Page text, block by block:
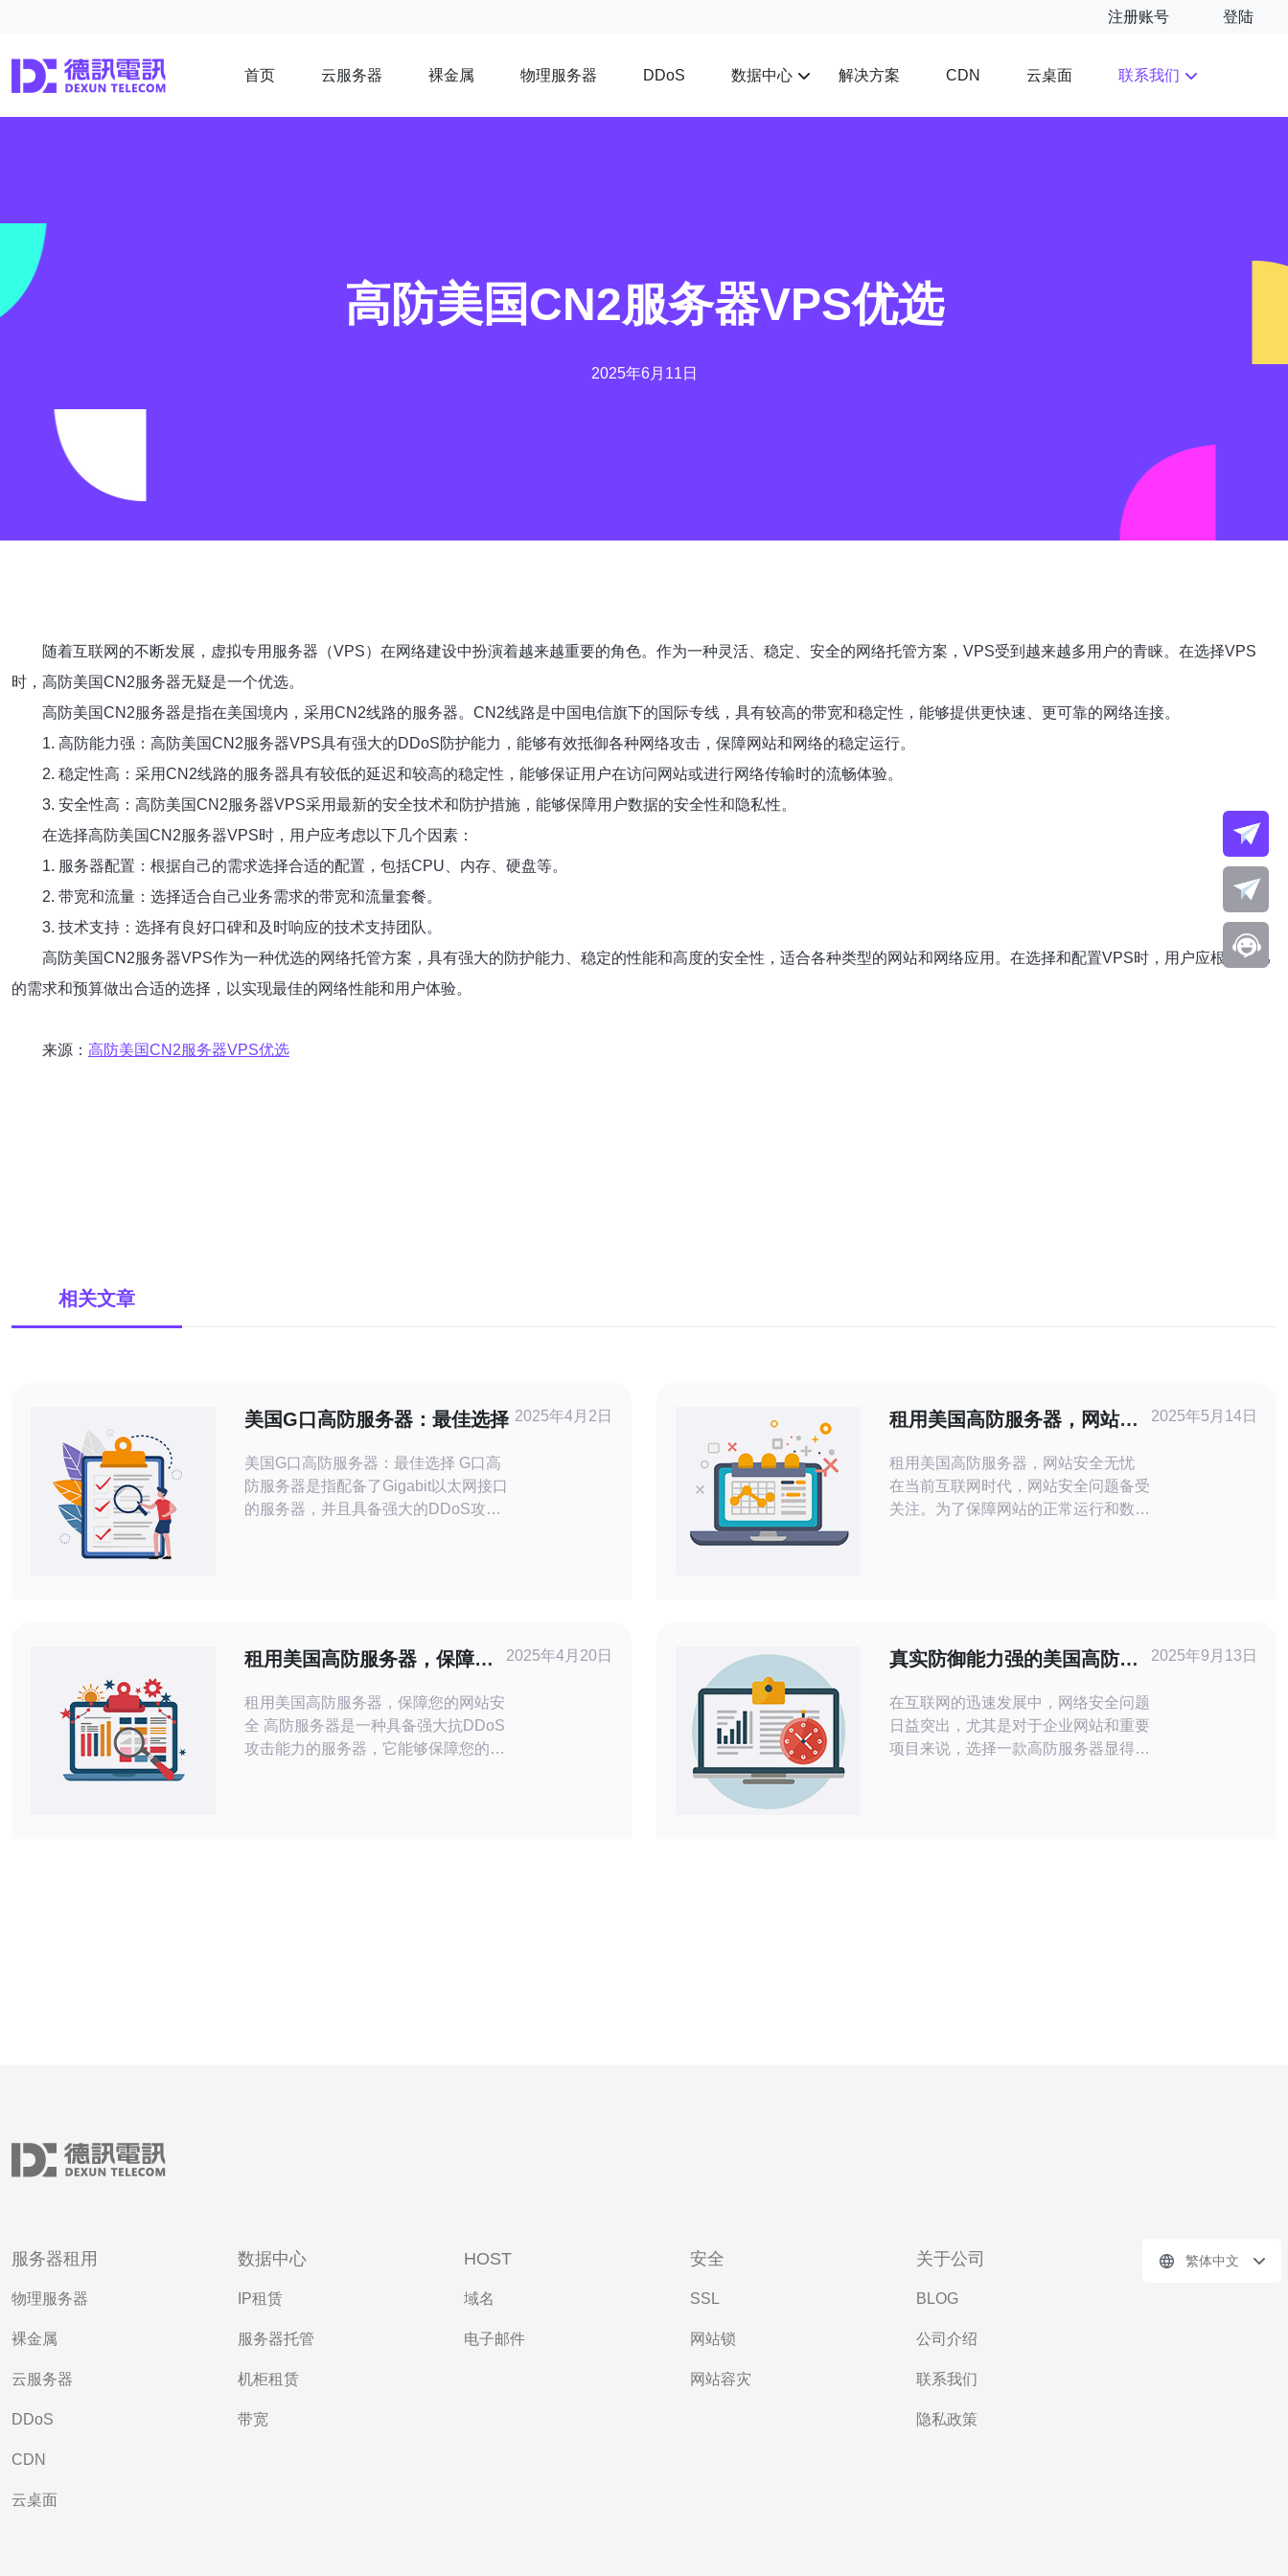
注册账号 登陆
首页 云服务器 裸金属 物理服务器 DDoS 数据中心 解决方案 CDN 云桌面 联系我们
高防美国CN2服务器VPS优选
2025年6月11日
随着互联网的不断发展，虚拟专用服务器（VPS）在网络建设中扮演着越来越重要的角色。作为一种灵活、稳定、安全的网络托管方案，VPS受到越来越多用户的青睐。在选择VPS
时，高防美国CN2服务器无疑是一个优选。
高防美国CN2服务器是指在美国境内，采用CN2线路的服务器。CN2线路是中国电信旗下的国际专线，具有较高的带宽和稳定性，能够提供更快速、更可靠的网络连接。
1. 高防能力强：高防美国CN2服务器VPS具有强大的DDoS防护能力，能够有效抵御各种网络攻击，保障网站和网络的稳定运行。
2. 稳定性高：采用CN2线路的服务器具有较低的延迟和较高的稳定性，能够保证用户在访问网站或进行网络传输时的流畅体验。
3. 安全性高：高防美国CN2服务器VPS采用最新的安全技术和防护措施，能够保障用户数据的安全性和隐私性。
在选择高防美国CN2服务器VPS时，用户应考虑以下几个因素：
1. 服务器配置：根据自己的需求选择合适的配置，包括CPU、内存、硬盘等。
2. 带宽和流量：选择适合自己业务需求的带宽和流量套餐。
3. 技术支持：选择有良好口碑和及时响应的技术支持团队。
高防美国CN2服务器VPS作为一种优选的网络托管方案，具有强大的防护能力、稳定的性能和高度的安全性，适合各种类型的网站和网络应用。在选择和配置VPS时，用户应根据自己
的需求和预算做出合适的选择，以实现最佳的网络性能和用户体验。
来源： 高防美国CN2服务器VPS优选
相关文章
美国G口高防服务器：最佳选择
美国G口高防服务器：最佳选择 G口高
防服务器是指配备了Gigabit以太网接口
的服务器，并且具备强大的DDoS攻击
保服务器的稳定运行。 美国G口高防服
务器是全球
2025年4月2日
租用美国高防服务器，网站安
租用美国高防服务器，网站安全无忧
在当前互联网时代，网站安全问题备受
关注。为了保障网站的正常运行和数据
击能力，能够有效应对各种网络攻击，
包括DDoS攻击、CC攻
2025年5月14日
租用美国高防服务器，保障您
租用美国高防服务器，保障您的网站安
全 高防服务器是一种具备强大抗DDoS
攻击能力的服务器，它能够保障您的网
2025年4月20日
真实防御能力强的美国高防服
在互联网的迅速发展中，网络安全问题
日益突出，尤其是对于企业网站和重要
项目来说，选择一款高防服务器显得尤
2025年9月13日
服务器租用
物理服务器
裸金属
云服务器
DDoS
CDN
云桌面
数据中心
IP租赁
服务器托管
机柜租赁
带宽
HOST
域名
电子邮件
安全
SSL
网站锁
网站容灾
关于公司
BLOG
公司介绍
联系我们
隐私政策
繁体中文